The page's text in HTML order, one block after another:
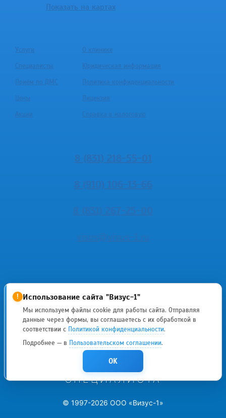
Показать на картах
Услуги
О клинике
Специалисты
Юридическая информация
Приём по ДМС
Политика конфиденциальности
Цены
Лицензия
Акции
Справка в налоговую
8 (831) 218-55-01
8 (910) 106-13-66
8 (831) 267-25-00
visus@visus-1.ru
ИМЕЮТСЯ
ПРОТИВОПОКАЗАНИЯ
НЕОБХОДИМА КОНСУЛЬТАЦИЯ
СПЕЦИАЛИСТА
© 1997-2026 ООО «Визус-1»
! Использование сайта "Визус-1"
Мы используем файлы cookie для работы сайта. Отправляя
данные через формы, вы соглашаетесь с их обработкой в
соответствии с Политикой конфиденциальности.
Подробнее — в Пользовательском соглашении.
OK